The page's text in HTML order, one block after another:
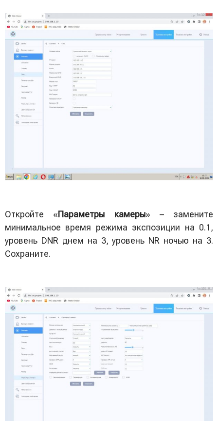
Откройте «Параметры камеры» – замените
минимальное время режима экспозиции на 0.1,
уровень DNR днем на 3, уровень NR ночью на 3.
Сохраните.